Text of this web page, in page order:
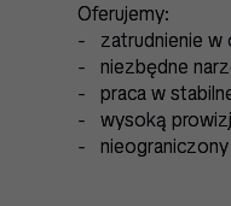
Oferujemy:
- zatrudnienie w
- niezbędne
- praca w
- wysoką
- nieograniczony